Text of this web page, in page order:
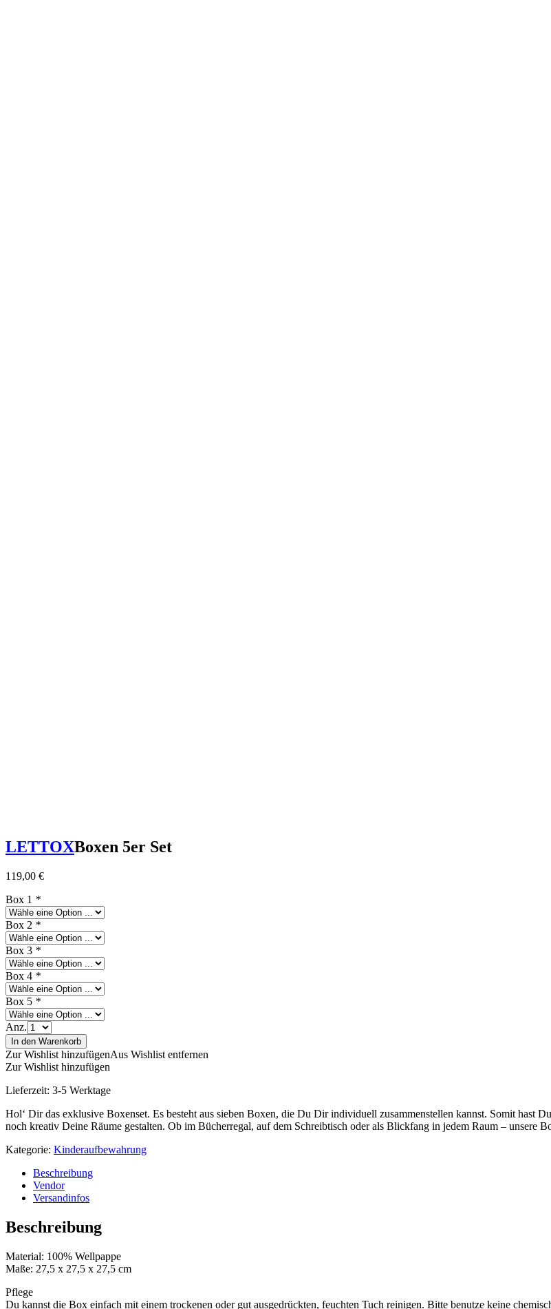
LETTOXBoxen 5er Set
119,00 €
Box 1 *
Box 2 *
Box 3 *
Box 4 *
Box 5 *
Anz.
In den Warenkorb
Zur Wishlist hinzufügenAus Wishlist entfernen
Zur Wishlist hinzufügen
Lieferzeit: 3-5 Werktage
Hol‘ Dir das exklusive Boxenset. Es besteht aus sieben Boxen, die Du Dir individuell zusammenstellen kannst. Somit hast
noch kreativ Deine Räume gestalten. Ob im Bücherregal, auf dem Schreibtisch oder als Blickfang in jedem Raum – unsere
Kategorie: Kinderaufbewahrung
Beschreibung
Vendor
Versandinfos
Beschreibung
Material: 100% Wellpappe
Maße: 27,5 x 27,5 x 27,5 cm
Pflege
Du kannst die Box einfach mit einem trockenen oder gut ausgedrückten, feuchten Tuch reinigen. Bitte benutze keine